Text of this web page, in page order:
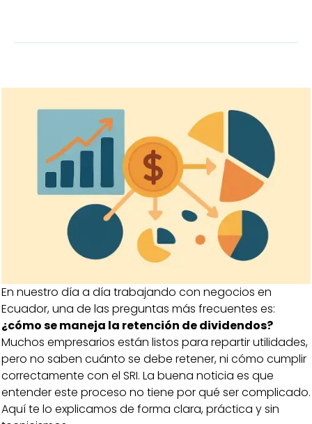
En nuestro día a día trabajando con negocios en
Ecuador, una de las preguntas más frecuentes es:
¿cómo se maneja la retención de dividendos?
Muchos empresarios están listos para repartir utilidades,
pero no saben cuánto se debe retener, ni cómo cumplir
correctamente con el SRI. La buena noticia es que
entender este proceso no tiene por qué ser complicado.
Aquí te lo explicamos de forma clara, práctica y sin